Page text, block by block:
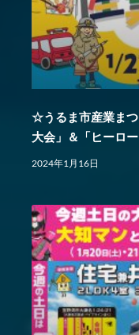
☆うるま市産業ま
大会」＆「ヒーロ
2024年1月16日